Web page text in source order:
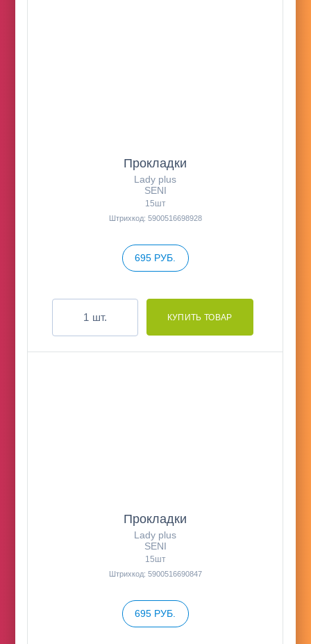
Прокладки
Lady plus
SENI
15шт
Штрихкод: 5900516698928
695 РУБ.
шт.
Прокладки
Lady plus
SENI
15шт
Штрихкод: 5900516690847
695 РУБ.